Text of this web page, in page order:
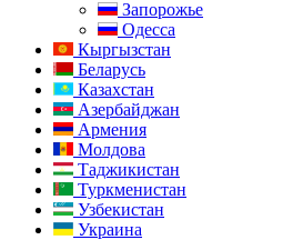
Запорожье
Одесса
Кыргызстан
Беларусь
Казахстан
Азербайджан
Армения
Молдова
Таджикистан
Туркменистан
Узбекистан
Украина